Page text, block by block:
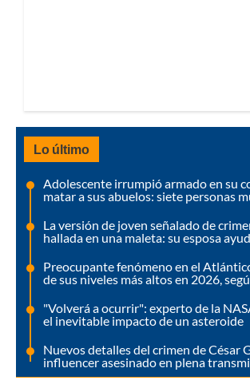
Lo último
Adolescente irrumpió armado en su
matar a sus abuelos: siete personas
La versión de joven señalado de
hallada en una maleta: su esposa
Preocupante fenómeno en el
de sus niveles más altos en 2026,
"Volverá a ocurrir": experto de la
el inevitable impacto de un asteroide
Nuevos detalles del crimen de César
influencer asesinado en plena